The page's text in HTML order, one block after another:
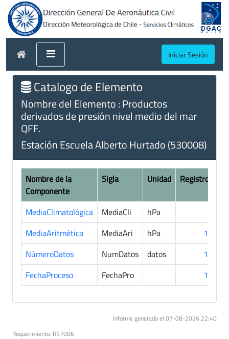
Iniciar Sesión
Catalogo de Elemento
Nombre del Elemento : Productos
derivados de presión nivel medio del mar
QFF.
Estación Escuela Alberto Hurtado (530008)
Nombre de la
Componente
Sigla Unidad Registros
MediaClimatológica MediaCli hPa
MediaAritmética
MediaAri hPa
10
NúmeroDatos
NumDatos datos
10
FechaProceso
FechaPro 10
Informe generado el 07-08-2026 22:40
Requerimiento: RE7006